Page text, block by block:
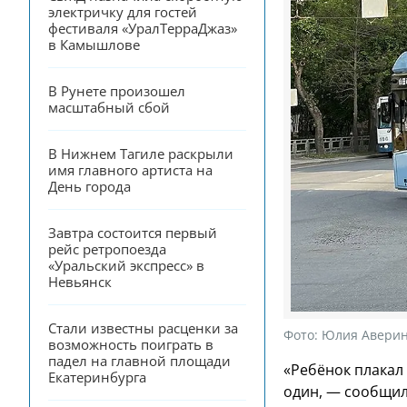
электричку для гостей
фестиваля «УралТерраДжаз»
в Камышлове
В Рунете произошел
масштабный сбой
В Нижнем Тагиле раскрыли
имя главного артиста на
День города
Завтра состоится первый
рейс ретропоезда
«Уральский экспресс» в
Невьянск
Стали известны расценки за
возможность поиграть в
падел на главной площади
Екатеринбурга
Фото: Юлия
«Ребёнок
один, —